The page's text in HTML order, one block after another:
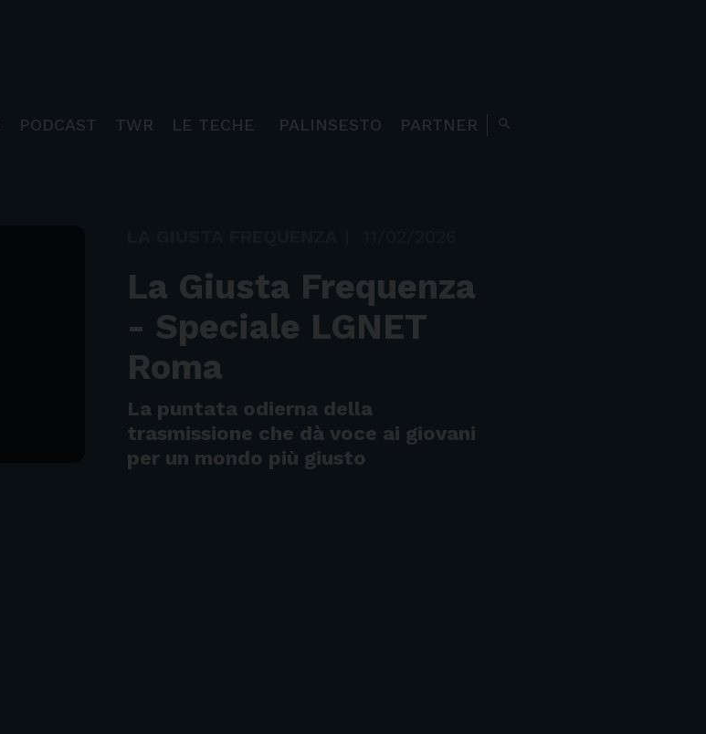
PODCAST TWR LE TECHE PALINSESTO PARTNER search
La Giusta Frequenza
- Speciale LGNET
Roma
La puntata odierna della
trasmissione che dà voce ai giovani
per un mondo più giusto